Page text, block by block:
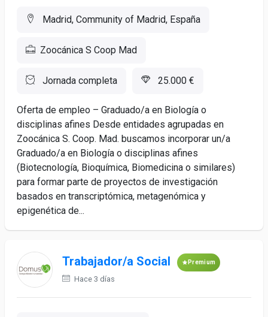
Madrid, Community of Madrid, España
Zoocánica S Coop Mad
Jornada completa 25.000 €
Oferta de empleo – Graduado/a en Biología o
disciplinas afines Desde entidades agrupadas en
Zoocánica S. Coop. Mad. buscamos incorporar un/a
Graduado/a en Biología o disciplinas afines
(Biotecnología, Bioquímica, Biomedicina o similares)
para formar parte de proyectos de investigación
basados en transcriptómica, metagenómica y
epigenética de...
Trabajador/a Social Premium
Hace 3 días